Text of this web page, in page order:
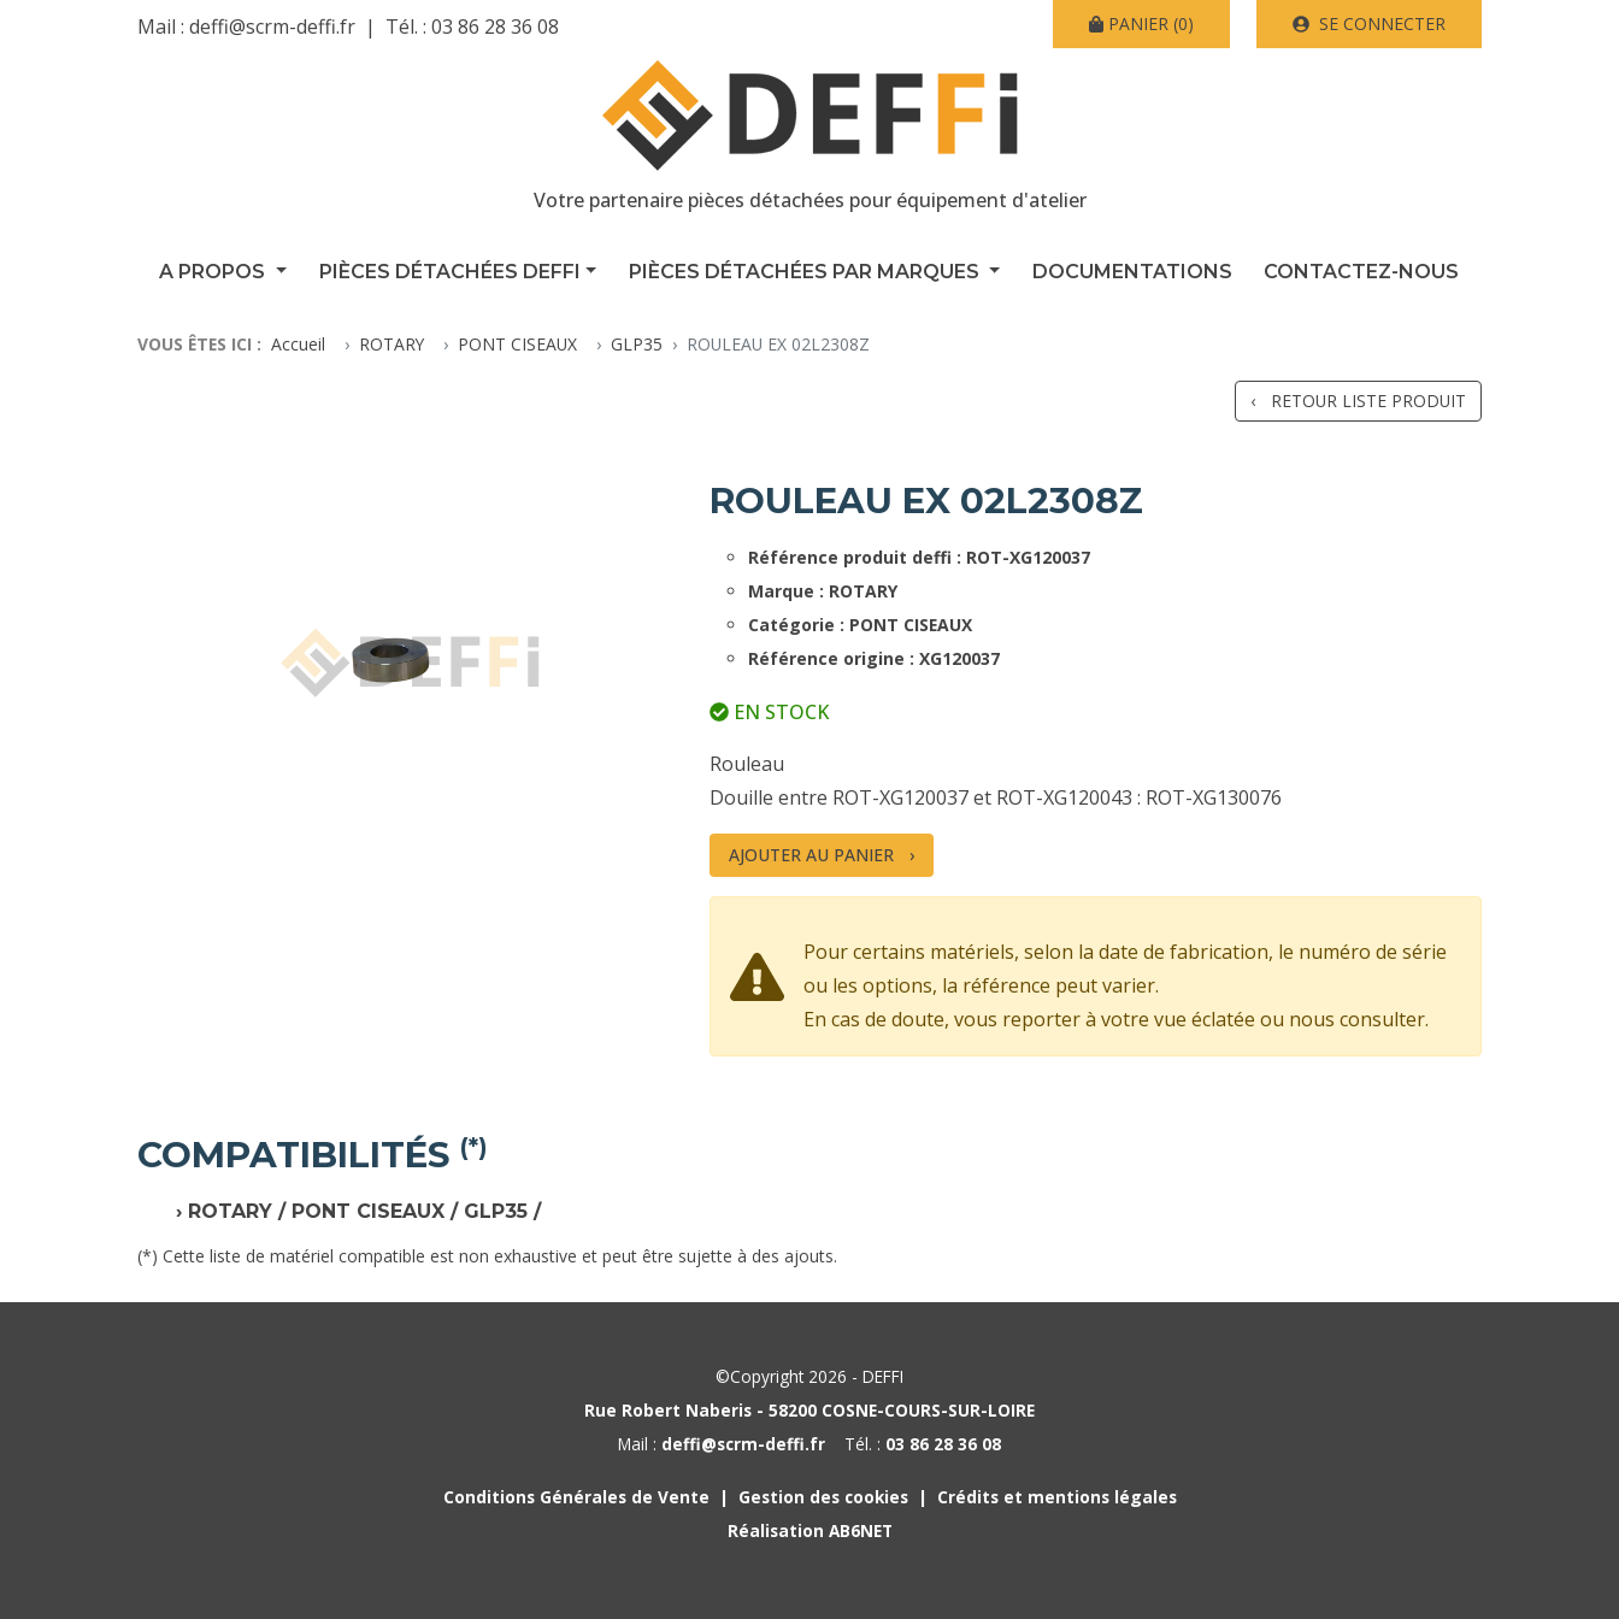
Mail : deffi@scrm-deffi.fr Tél. : 03 86 28 36 08 PANIER (0) SE CONNECTER
Votre partenaire pièces détachées pour équipement d'atelier
A PROPOS PIÈCES DÉTACHÉES DEFFI PIÈCES DÉTACHÉES PAR MARQUES DOCUMENTATIONS CONTACTEZ-NOUS
VOUS ÊTES ICI : Accueil ROTARY PONT CISEAUX GLP35 ROULEAU EX 02L2308Z
RETOUR LISTE PRODUIT
ROULEAU EX 02L2308Z
Référence produit deffi : ROT-XG120037
Marque : ROTARY
Catégorie : PONT CISEAUX
Référence origine : XG120037
EN STOCK
Rouleau
Douille entre ROT-XG120037 et ROT-XG120043 : ROT-XG130076
AJOUTER AU PANIER
Pour certains matériels, selon la date de fabrication, le numéro de série
ou les options, la référence peut varier.
En cas de doute, vous reporter à votre vue éclatée ou nous consulter.
COMPATIBILITÉS (*)
ROTARY / PONT CISEAUX / GLP35 /
(*) Cette liste de matériel compatible est non exhaustive et peut être sujette à des ajouts.
©Copyright 2026 - DEFFI
Rue Robert Naberis - 58200 COSNE-COURS-SUR-LOIRE
Mail : deffi@scrm-deffi.fr Tél. : 03 86 28 36 08
Conditions Générales de Vente Gestion des cookies
Crédits et mentions légales
Réalisation AB6NET